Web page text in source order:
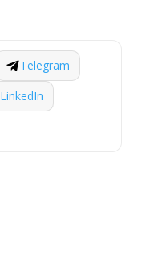
Telegram
LinkedIn